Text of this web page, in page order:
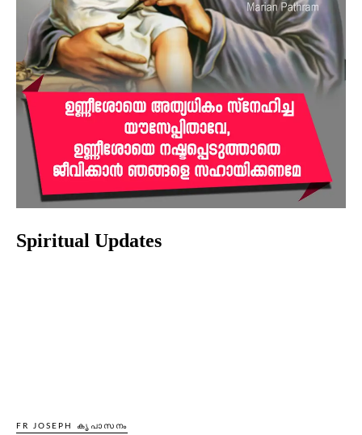
Spiritual Updates
FR JOSEPH കൃപാസനം